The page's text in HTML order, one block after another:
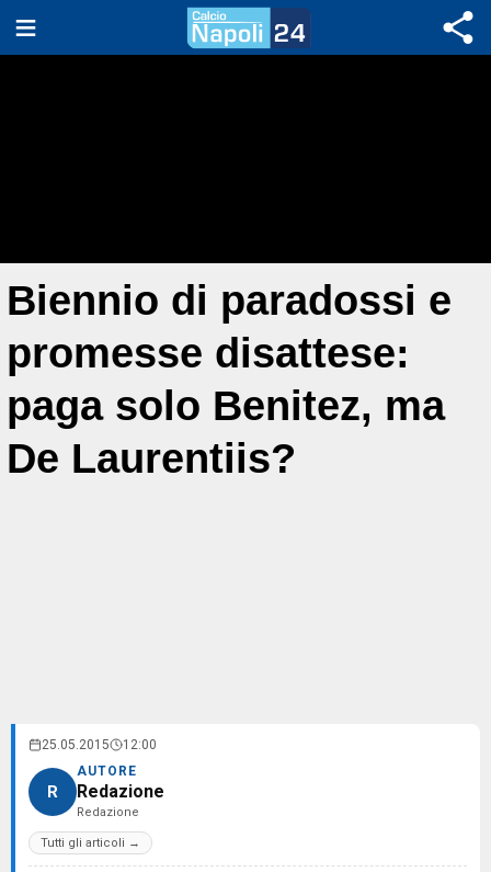
Biennio di paradossi e
promesse disattese:
paga solo Benitez, ma
De Laurentiis?
25.05.2015 12:00
R
AUTORE
Redazione
Redazione
Tutti gli articoli →